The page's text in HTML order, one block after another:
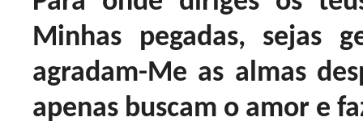
Minhas pegadas, sejas
agradam-Me as almas
apenas buscam o amor e